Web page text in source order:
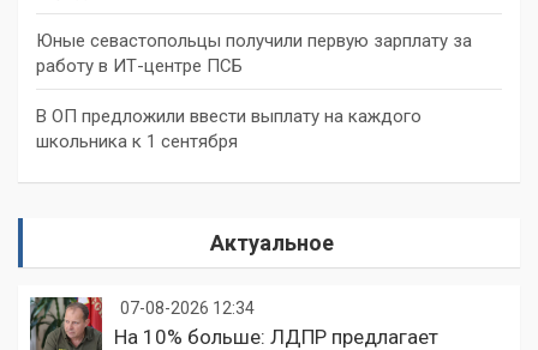
Юные севастопольцы получили первую зарплату за
работу в ИТ-центре ПСБ
В ОП предложили ввести выплату на каждого
школьника к 1 сентября
Актуальное
07-08-2026 12:34
На 10% больше: ЛДПР предлагает